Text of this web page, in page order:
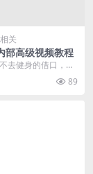
关
部高级视频教程
去健身的借口，说
大多数人，如果你
1...
89